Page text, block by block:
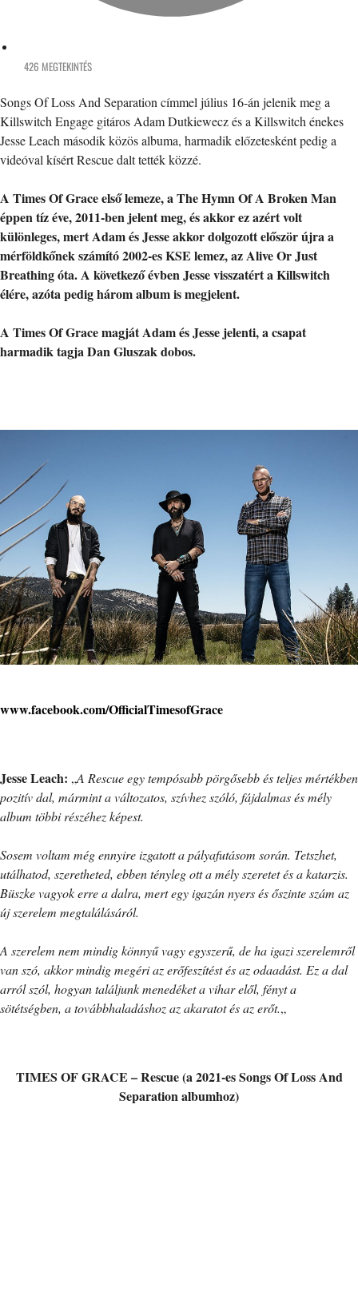
426 MEGTEKINTÉS
Songs Of Loss And Separation címmel július 16-án jelenik meg a
Killswitch Engage gitáros Adam Dutkiewecz és a Killswitch énekes
Jesse Leach második közös albuma, harmadik előzetesként pedig a
videóval kísért Rescue dalt tették közzé.
A Times Of Grace első lemeze, a The Hymn Of A Broken Man
éppen tíz éve, 2011-ben jelent meg, és akkor ez azért volt
különleges, mert Adam és Jesse akkor dolgozott először újra a
mérföldkőnek számító 2002-es KSE lemez, az Alive Or Just
Breathing óta. A következő évben Jesse visszatért a Killswitch
élére, azóta pedig három album is megjelent.
A Times Of Grace magját Adam és Jesse jelenti, a csapat
harmadik tagja Dan Gluszak dobos.
www.facebook.com/OfficialTimesofGrace
Jesse Leach: „A Rescue egy tempósabb pörgősebb és teljes mértékben
pozitív dal, mármint a változatos, szívhez szóló, fájdalmas és mély
album többi részéhez képest.
Sosem voltam még ennyire izgatott a pályafutásom során. Tetszhet,
utálhatod, szeretheted, ebben tényleg ott a mély szeretet és a katarzis.
Büszke vagyok erre a dalra, mert egy igazán nyers és őszinte szám az
új szerelem megtalálásáról.
A szerelem nem mindig könnyű vagy egyszerű, de ha igazi szerelemről
van szó, akkor mindig megéri az erőfeszítést és az odaadást. Ez a dal
arról szól, hogyan találjunk menedéket a vihar elől, fényt a
sötétségben, a továbbhaladáshoz az akaratot és az erőt.„
TIMES OF GRACE – Rescue (a 2021-es Songs Of Loss And
Separation albumhoz)